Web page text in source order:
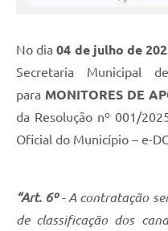
Plano Diretor e Mobilidade
3º Jornada Empreendedora BQ
Plano Municipal de Saneamento
No dia04 de julho de
Secretaria Municipal
para MONITORES DE
da Resolução nº 001/
Oficial do Município – e-
“Art. 6º- A contratação
de classificação dos